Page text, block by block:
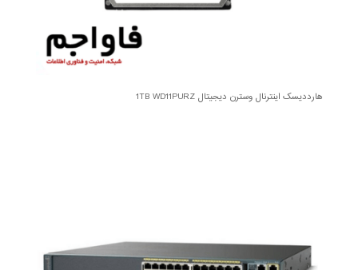
هارددیسک اینترنال وسترن دیجیتال 1TB WD11PURZ